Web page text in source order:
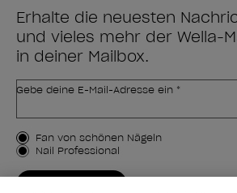
Erhalte die neuesten
und vieles mehr der Wella-
in deiner Mailbox.
Gebe deine E-Mail-Adresse ein *
Kundenart
Fan von schönen Nägeln
Nail Professional